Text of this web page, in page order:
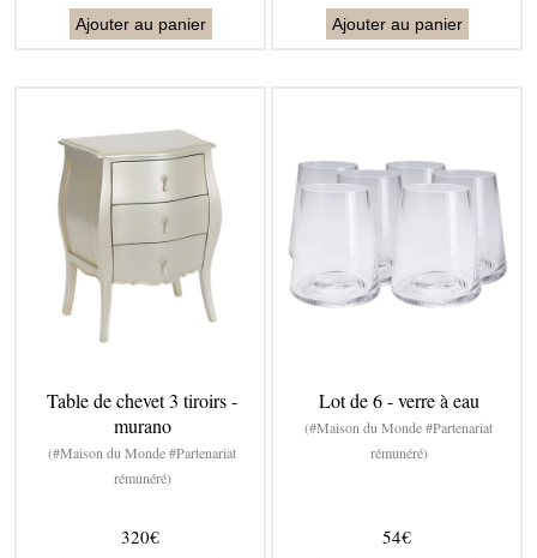
Ajouter au panier Ajouter au panier
Table de chevet 3 tiroirs -
murano
(#Maison du Monde #Partenariat
rémunéré)
320€
Lot de 6 - verre à eau
(#Maison du Monde #Partenariat
rémunéré)
54€